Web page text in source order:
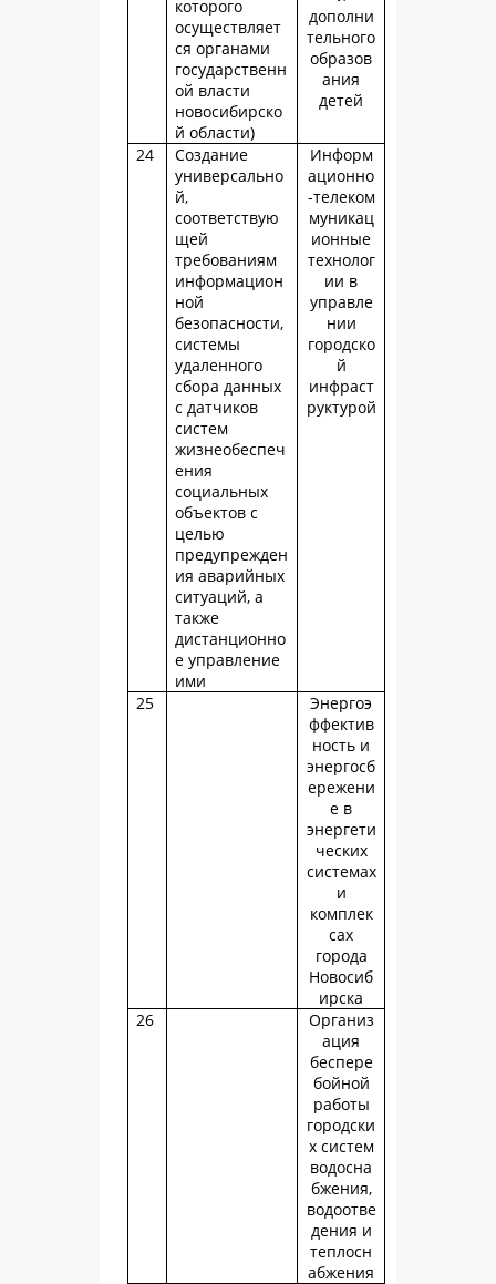
которого
осуществляет
ся органами
государственн
ой власти
новосибирско
й области)
дополни
тельного
образов
ания
детей
24
Создание
универсально
й,
соответствую
щей
требованиям
информацион
ной
безопасности,
системы
удаленного
сбора данных
с датчиков
систем
жизнеобеспеч
ения
социальных
объектов с
целью
предупрежден
ия аварийных
ситуаций, а
также
дистанционно
е управление
ими
Информ
ационно
-телеком
муникац
ионные
технолог
ии в
управле
нии
городско
й
инфраст
руктурой
25
Энергоэ
ффектив
ность и
энергосб
ережени
е в
энергети
ческих
системах
и
комплек
сах
города
Новосиб
ирска
26
Организ
ация
беспере
бойной
работы
городски
х систем
водосна
бжения,
водоотве
дения и
теплосн
абжения